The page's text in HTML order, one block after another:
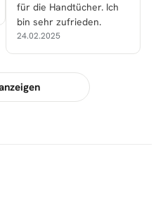
für die Handtücher. Ich
bin sehr zufrieden.
24.02.2025